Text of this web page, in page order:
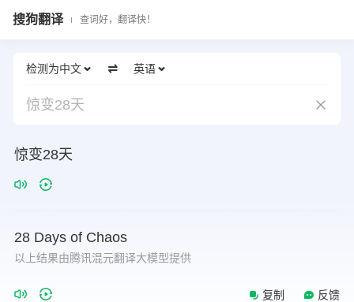
搜狗翻译 查词好，翻译快！
检测为中文 英语
惊变28天
惊变28天
28 Days of Chaos
以上结果由腾讯混元翻译大模型提供
复制 反馈